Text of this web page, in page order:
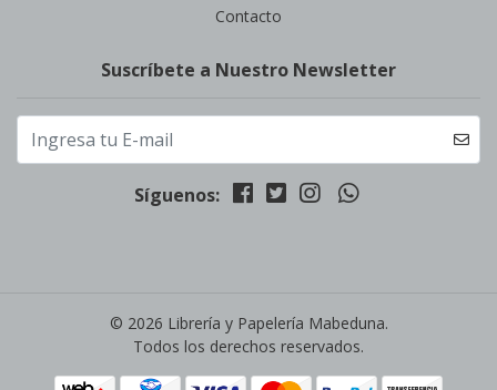
Contacto
Suscríbete a Nuestro Newsletter
Síguenos:
© 2026 Librería y Papelería Mabeduna.
Todos los derechos reservados.